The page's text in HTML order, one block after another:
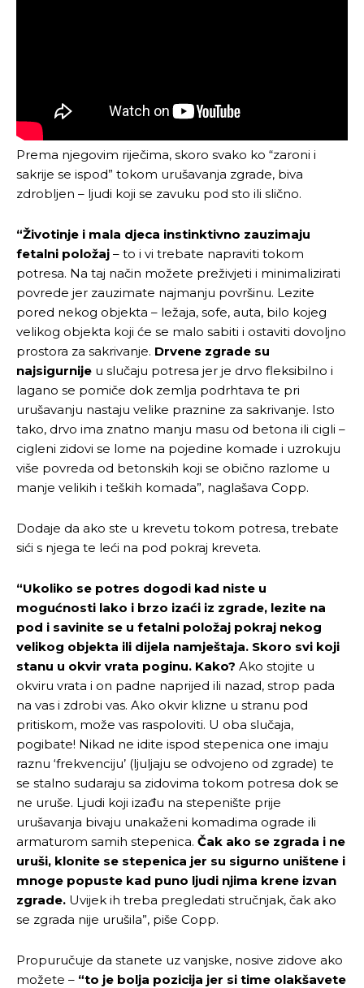
Prema njegovim riječima, skoro svako ko “zaroni i
sakrije se ispod” tokom urušavanja zgrade, biva
zdrobljen – ljudi koji se zavuku pod sto ili slično.
“Životinje i mala djeca instinktivno zauzimaju
fetalni položaj – to i vi trebate napraviti tokom
potresa. Na taj način možete preživjeti i minimalizirati
povrede jer zauzimate najmanju površinu. Lezite
pored nekog objekta – ležaja, sofe, auta, bilo kojeg
velikog objekta koji će se malo sabiti i ostaviti dovoljno
prostora za sakrivanje. Drvene zgrade su
najsigurnije u slučaju potresa jer je drvo fleksibilno i
lagano se pomiče dok zemlja podrhtava te pri
urušavanju nastaju velike praznine za sakrivanje. Isto
tako, drvo ima znatno manju masu od betona ili cigli –
cigleni zidovi se lome na pojedine komade i uzrokuju
više povreda od betonskih koji se obično razlome u
manje velikih i teških komada”, naglašava Copp.
Dodaje da ako ste u krevetu tokom potresa, trebate
sići s njega te leći na pod pokraj kreveta.
“Ukoliko se potres dogodi kad niste u
mogućnosti lako i brzo izaći iz zgrade, lezite na
pod i savinite se u fetalni položaj pokraj nekog
velikog objekta ili dijela namještaja. Skoro svi koji
stanu u okvir vrata poginu. Kako? Ako stojite u
okviru vrata i on padne naprijed ili nazad, strop pada
na vas i zdrobi vas. Ako okvir klizne u stranu pod
pritiskom, može vas raspoloviti. U oba slučaja,
pogibate! Nikad ne idite ispod stepenica one imaju
raznu ‘frekvenciju’ (ljuljaju se odvojeno od zgrade) te
se stalno sudaraju sa zidovima tokom potresa dok se
ne uruše. Ljudi koji izađu na stepenište prije
urušavanja bivaju unakaženi komadima ograde ili
armaturom samih stepenica. Čak ako se zgrada i ne
uruši, klonite se stepenica jer su sigurno uništene i
mnoge popuste kad puno ljudi njima krene izvan
zgrade. Uvijek ih treba pregledati stručnjak, čak ako
se zgrada nije urušila”, piše Copp.
Propuručuje da stanete uz vanjske, nosive zidove ako
možete – “to je bolja pozicija jer si time olakšavete